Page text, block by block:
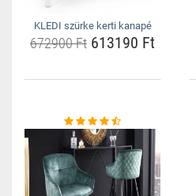
KLEDI szürke kerti kanapé
672900 Ft 613190 Ft